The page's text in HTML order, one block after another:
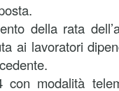
della rata
ai lavoratori
con modalità